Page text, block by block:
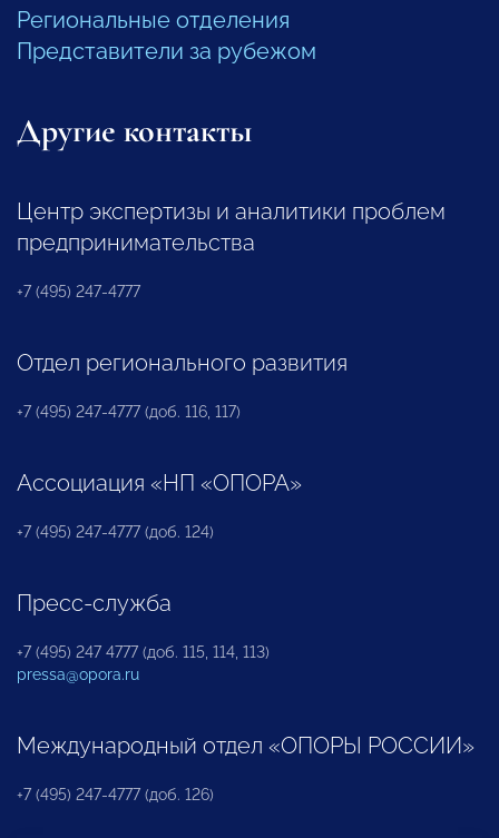
Региональные отделения
Представители за рубежом
Другие контакты
Центр экспертизы и аналитики проблем
предпринимательства
+7 (495) 247-4777
Отдел регионального развития
+7 (495) 247-4777 (доб. 116, 117)
Ассоциация «НП «ОПОРА»
+7 (495) 247-4777 (доб. 124)
Пресс-служба
+7 (495) 247 4777 (доб. 115, 114, 113)
pressa@opora.ru
Международный отдел «ОПОРЫ РОССИИ»
+7 (495) 247-4777 (доб. 126)